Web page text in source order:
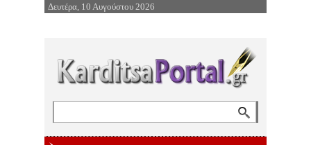
Επιστροφή στην Πλοήγηση
Δευτέρα, 10 Αυγούστου 2026